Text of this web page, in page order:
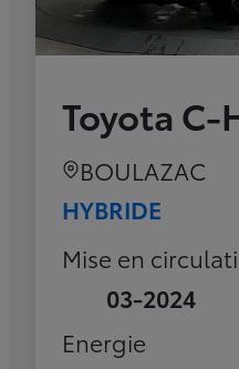
Toyota C-
BOULAZAC
HYBRIDE
Mise en
03-2024
Energie